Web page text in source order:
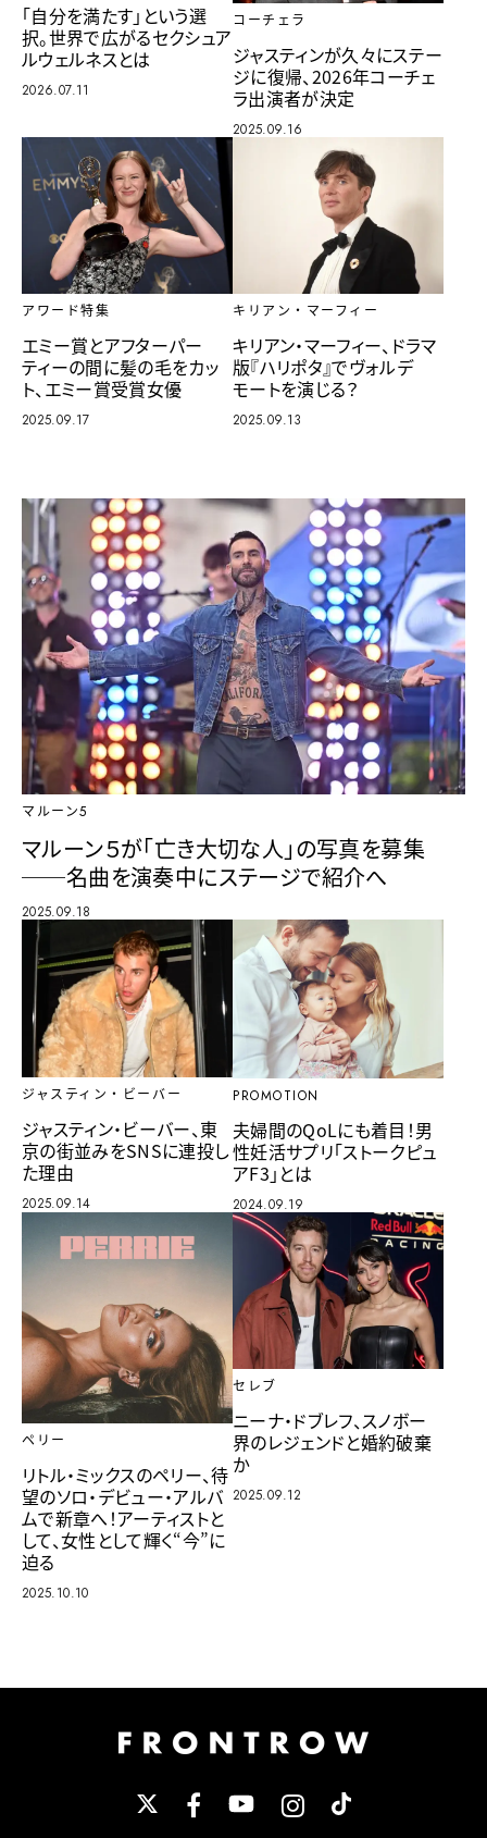
「自分を満たす」という選
択。世界で広がるセクシュア
ルウェルネスとは
2026.07.11
コーチェラ
ジャスティンが久々にステー
ジに復帰、2026年コーチェ
ラ出演者が決定
2025.09.16
アワード特集
エミー賞とアフターパー
ティーの間に髪の毛をカッ
ト、エミー賞受賞女優
2025.09.17
キリアン・マーフィー
キリアン・マーフィー、ドラマ
版『ハリポタ』でヴォルデ
モートを演じる？
2025.09.13
マルーン5
マルーン５が「亡き大切な人」の写真を募集
──名曲を演奏中にステージで紹介へ
2025.09.18
ジャスティン・ビーバー
ジャスティン・ビーバー、東
京の街並みをSNSに連投し
た理由
2025.09.14
PROMOTION
夫婦間のQoLにも着目！男
性妊活サプリ「ストークピュ
アF3」とは
2024.09.19
ペリー
リトル・ミックスのペリー、待
望のソロ・デビュー・アルバ
ムで新章へ！アーティストと
して、女性として輝く“今”に
迫る
2025.10.10
セレブ
ニーナ・ドブレフ、スノボー
界のレジェンドと婚約破棄
か
2025.09.12